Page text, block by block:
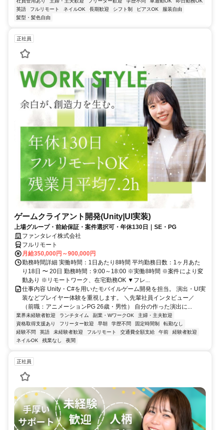
英語
フルリモート ネイルOK 長期歓迎 シフト制 ピアスOK
服装自由
髪型・髪色自由
正社員
ゲームクライアント開発(Unity|UI実装)
上場グループ・前給保証・案件選択可・年休130日｜SE・PG
ファンタレイ株式会社
フルリモート
月給350,000円～900,000円
勤務時間詳細 実働時間：1日あたり8時間 平均勤務日数：1ヶ月あた
り18日 〜 20日 勤務時間：9:00～18:00 ※実働8時間 ※案件により変
動あり ※リモートワーク、在宅勤務OK ▼フレ...
仕事内容 Unity・C#を用いたモバイルゲーム開発を担当。 演出・UI実
装などプレイヤー体験を重視します。 ＼先輩社員インタビュー／
（前職：アニメーションPG 26歳・男性） 自分の作った演出に...
業界未経験者歓迎 ランチタイム 副業・WワークOK
主婦・主夫歓迎
資格取得支援あり
フリーター歓迎 早朝 学歴不問 固定時間制
転勤なし
経験不問
英語 未経験者歓迎 フルリモート 交通費全額支給 午前
経験者歓迎
ネイルOK
残業なし 夜間
正社員